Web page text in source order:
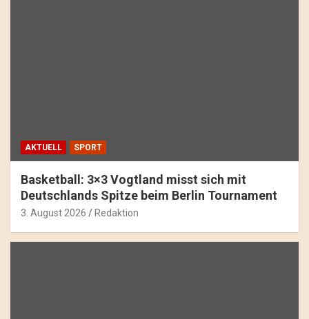
AKTUELL SPORT
Basketball: 3×3 Vogtland misst sich mit
Deutschlands Spitze beim Berlin Tournament
3. August 2026 Redaktion